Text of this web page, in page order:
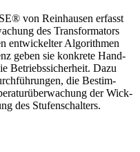
von Rein­hausen erfasst
des Trans­for­ma­tors
entwi­ckelter Algo­rithmen
geben sie konkrete Hand­
Betriebs­si­cher­heit. Dazu
die Bestim­
der Wick­
des Stufen­schal­ters.